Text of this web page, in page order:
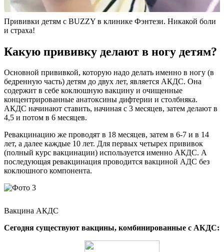
Прививки детям с BUZZY в клинике Фэнтези. Никакой боли
и страха!
Какую прививку делают в ногу детям?
Основной прививкой, которую надо делать именно в ногу (в
бедренную часть) детям до двух лет, является АКДС. Она
содержит в себе коклюшную вакцину и очищенные
концентрированные анатоксины дифтерии и столбняка.
АКДС начинают ставить, начиная с 3 месяцев, затем делают в
4,5 и потом в 6 месяцев.
Ревакцинацию же проводят в 18 месяцев, затем в 6-7 и в 14
лет, а далее каждые 10 лет. Для первых четырех прививок
(полный курс вакцинации) используется именно АКДС. А
последующая ревакцинация проводится вакциной АДС без
коклюшного компонента.
Вакцина АКДС
Сегодня существуют вакцины, комбинированные с АКДС: